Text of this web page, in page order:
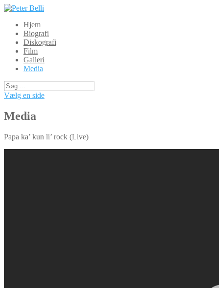
Hjem
Biografi
Diskografi
Film
Galleri
Media
Vælg en side
Media
Papa ka’ kun li’ rock (Live)